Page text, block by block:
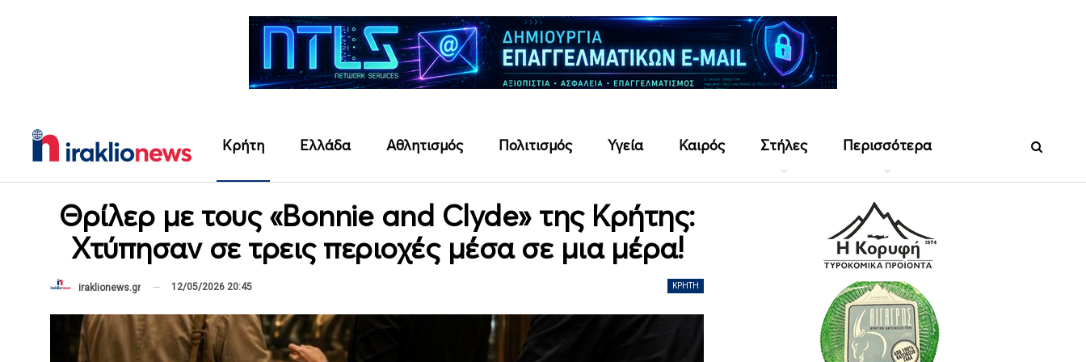
Κρήτη Ελλάδα Αθλητισμός Πολιτισμός Υγεία Καιρός Στήλες Περισσότερα
Θρίλερ με τους «Bonnie and Clyde» της Κρήτης:
Χτύπησαν σε τρεις περιοχές μέσα σε μια μέρα!
ΚΡΉΤΗ
iraklionews.gr 12/05/2026 20:45